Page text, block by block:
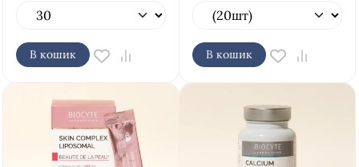
В кошик В кошик